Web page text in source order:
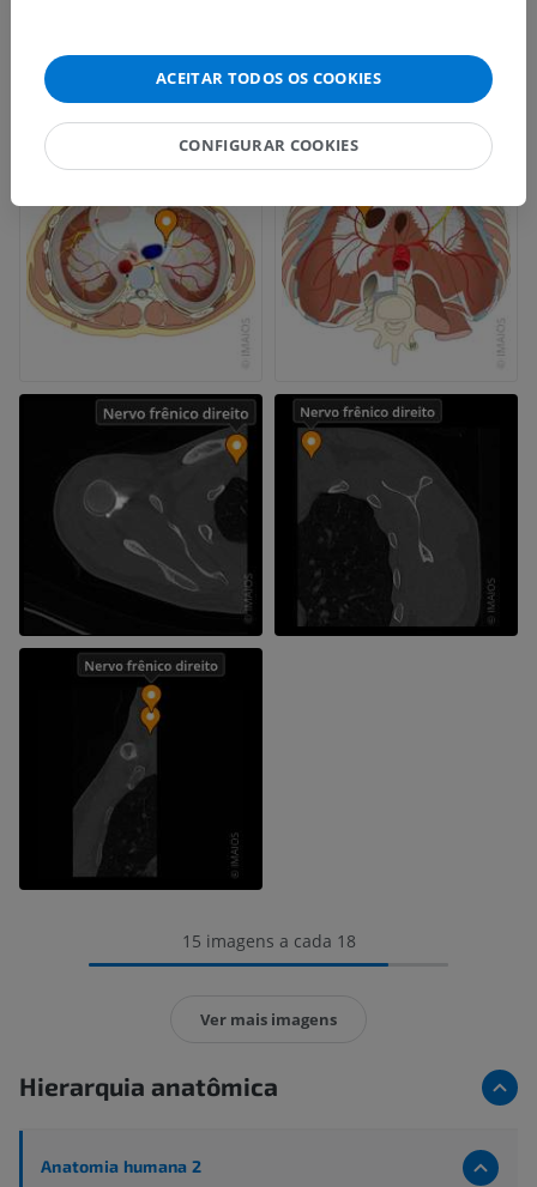
15 imagens a cada 18
Ver mais imagens
Hierarquia anatômica
Anatomia humana 2
ACEITAR TODOS OS COOKIES
CONFIGURAR COOKIES